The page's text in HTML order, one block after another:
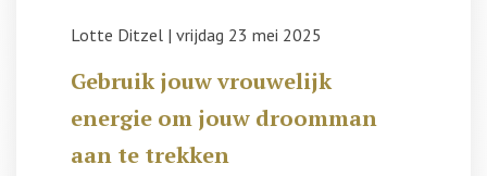
Lotte Ditzel | vrijdag 23 mei 2025
Gebruik jouw vrouwelijk
energie om jouw droomman
aan te trekken